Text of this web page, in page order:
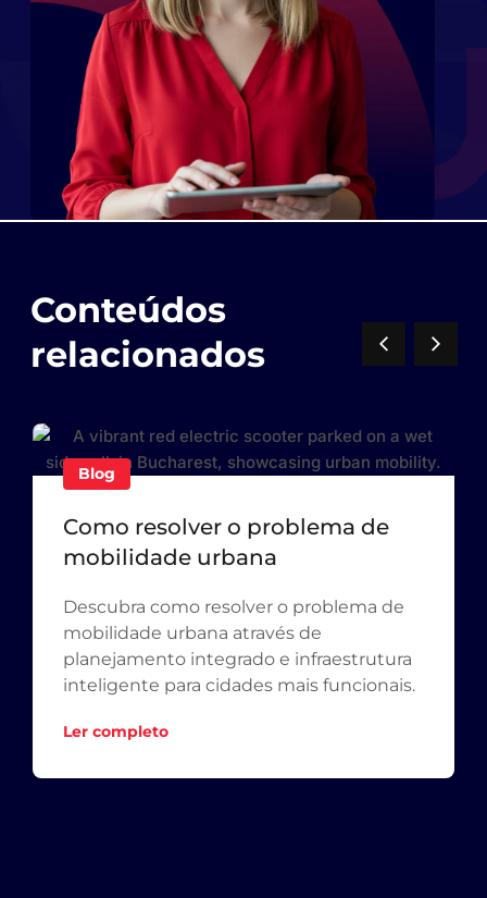
Conteúdos
relacionados
Blog
Como resolver o problema de
mobilidade urbana
Descubra como resolver o problema de
mobilidade urbana através de
planejamento integrado e infraestrutura
inteligente para cidades mais funcionais.
Ler completo